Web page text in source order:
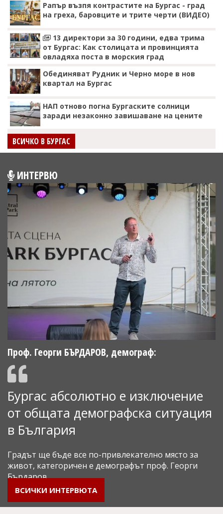
Рапър възпя контрастите на Бургас - град
на греха, баровците и трите черти (ВИДЕО)
13 директори за 30 години, едва трима
от Бургас: Как столицата и провинцията
овладяха поста в морския град
Обединяват Рудник и Черно море в нов
квартал на Бургас
НАП отново погна Бургаските солници
заради незаконно завишаване на цените
ВСИЧКО В БУРГАС
ВСИЧКИ ИНТЕРВЮТА
ИНТЕРВЮ
Проф. Георги БЪРДАРОВ, демограф:
Бургас абсолютно е изключение
от общата демографска ситуация
в България
Градът ще бъде все по-привлекателно място за
живот, категоричен е демографът проф. Георги
Бърдаров